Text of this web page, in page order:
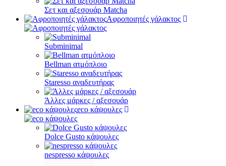
Σετ και αξεσουάρ Matcha
Αφροποιητές γάλακτος
Subminimal
Bellman ατμόπλοιο
Staresso αναδευτήρας
Άλλες μάρκες / αξεσουάρ
eco κάψουλες
Dolce Gusto κάψουλες
nespresso κάψουλες